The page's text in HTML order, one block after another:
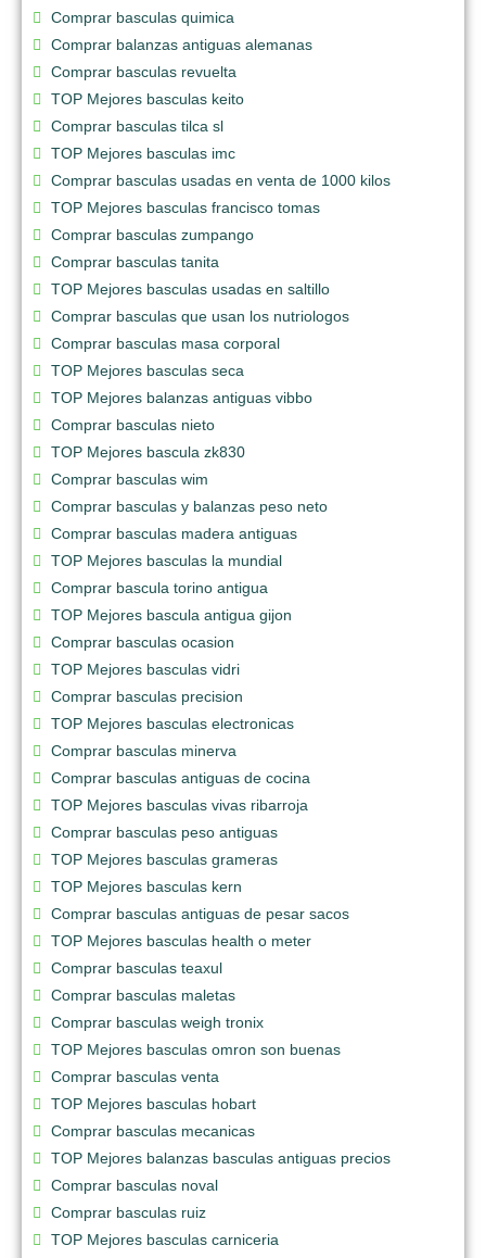
Comprar basculas quimica
Comprar balanzas antiguas alemanas
Comprar basculas revuelta
TOP Mejores basculas keito
Comprar basculas tilca sl
TOP Mejores basculas imc
Comprar basculas usadas en venta de 1000 kilos
TOP Mejores basculas francisco tomas
Comprar basculas zumpango
Comprar basculas tanita
TOP Mejores basculas usadas en saltillo
Comprar basculas que usan los nutriologos
Comprar basculas masa corporal
TOP Mejores basculas seca
TOP Mejores balanzas antiguas vibbo
Comprar basculas nieto
TOP Mejores bascula zk830
Comprar basculas wim
Comprar basculas y balanzas peso neto
Comprar basculas madera antiguas
TOP Mejores basculas la mundial
Comprar bascula torino antigua
TOP Mejores bascula antigua gijon
Comprar basculas ocasion
TOP Mejores basculas vidri
Comprar basculas precision
TOP Mejores basculas electronicas
Comprar basculas minerva
Comprar basculas antiguas de cocina
TOP Mejores basculas vivas ribarroja
Comprar basculas peso antiguas
TOP Mejores basculas grameras
TOP Mejores basculas kern
Comprar basculas antiguas de pesar sacos
TOP Mejores basculas health o meter
Comprar basculas teaxul
Comprar basculas maletas
Comprar basculas weigh tronix
TOP Mejores basculas omron son buenas
Comprar basculas venta
TOP Mejores basculas hobart
Comprar basculas mecanicas
TOP Mejores balanzas basculas antiguas precios
Comprar basculas noval
Comprar basculas ruiz
TOP Mejores basculas carniceria